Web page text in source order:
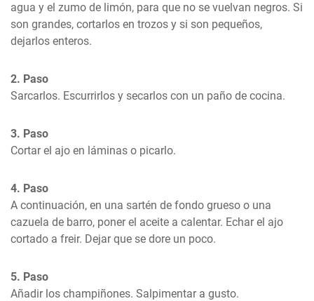
agua y el zumo de limón, para que no se vuelvan negros. Si
son grandes, cortarlos en trozos y si son pequeños,
dejarlos enteros.
2. Paso
Sarcarlos. Escurrirlos y secarlos con un paño de cocina.
3. Paso
Cortar el ajo en láminas o picarlo.
4. Paso
A continuación, en una sartén de fondo grueso o una
cazuela de barro, poner el aceite a calentar. Echar el ajo
cortado a freir. Dejar que se dore un poco.
5. Paso
Añadir los champiñones. Salpimentar a gusto.